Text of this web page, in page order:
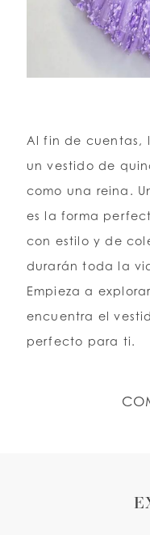
Al fin de cuentas,
un vestido de
como una reina.
es la forma
con estilo y de
durarán toda la
Empieza a
encuentra el
perfecto para ti.